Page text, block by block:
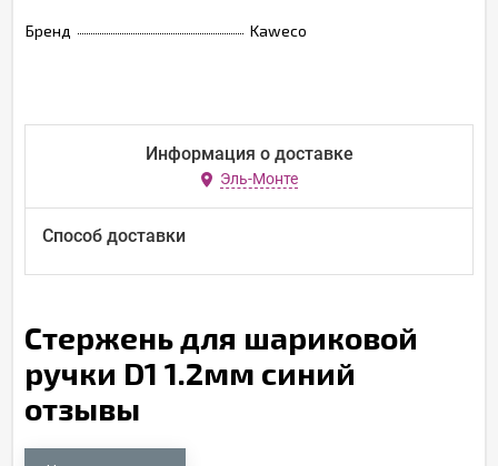
Бренд Kaweco
Информация о доставке
Эль-Монте
Способ доставки
Стержень для шариковой
ручки D1 1.2мм синий
отзывы